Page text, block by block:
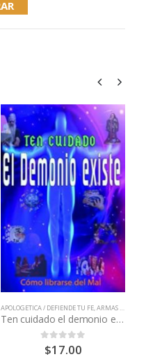
- RENOVACIÓN,LIBROS QUE CAMBIAN
APOLOGETICA / DEFIENDE TU FE,ARMAS ESPIRITUALES
Ten cuidado el demonio existe
out of 5
$17.00